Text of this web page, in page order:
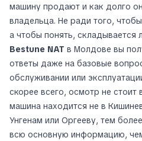
машину продают и как долго
владельца. Не ради того,
а чтобы понять, складывается
Bestune NAT в Молдове вы
ответы даже на базовые
обслуживании или
скорее всего, осмотр не стоит
машина находится не в
Унгенам или Оргееву, тем
всю основную информацию,